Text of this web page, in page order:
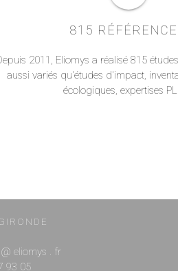
815
2011, Eliomys a réalisé 815
aussi variés qu'études d'impact,
écologiques, expertises
eliomys . fr
93 05